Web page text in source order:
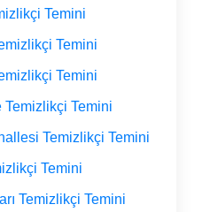
Temini
Temini
Temini
Temizlikçi Temini
Temizlikçi Temini
Temini
Temizlikçi Temini